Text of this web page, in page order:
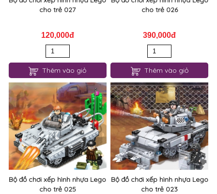
cho trẻ 027
120,000đ
Thêm vào giỏ
cho trẻ 026
390,000đ
Thêm vào giỏ
Bộ đồ chơi xếp hình nhựa Lego
cho trẻ 025
Bộ đồ chơi xếp hình nhựa Lego
cho trẻ 023